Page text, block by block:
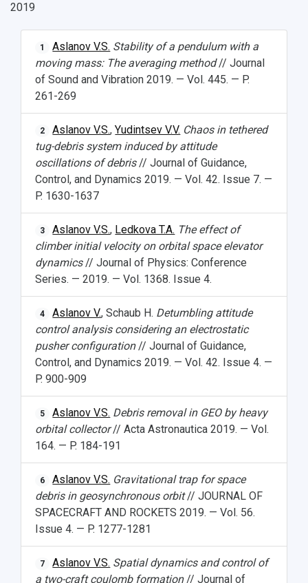
2019
1 Aslanov V.S. Stability of a pendulum with a
moving mass: The averaging method// Journal
of Sound and Vibration 2019. — Vol. 445. — P.
261-269
2 Aslanov V.S.,Yudintsev V.V. Chaos in tethered
tug-debris system induced by attitude
oscillations of debris// Journal of Guidance,
Control, and Dynamics 2019. — Vol. 42. Issue 7. —
P. 1630-1637
3 Aslanov V.S., Ledkova T.A. The effect of
climber initial velocity on orbital space elevator
dynamics// Journal of Physics: Conference
Series. — 2019. — Vol. 1368. Issue 4.
4 Aslanov V., Schaub H. Detumbling attitude
control analysis considering an electrostatic
pusher configuration// Journal of Guidance,
Control, and Dynamics 2019. — Vol. 42. Issue 4. —
P. 900-909
5 Aslanov V.S. Debris removal in GEO by heavy
orbital collector// Acta Astronautica 2019. — Vol.
164. — P. 184-191
6 Aslanov V.S. Gravitational trap for space
debris in geosynchronous orbit// JOURNAL OF
SPACECRAFT AND ROCKETS 2019. — Vol. 56.
Issue 4. — P. 1277-1281
7 Aslanov V.S. Spatial dynamics and control of
a two-craft coulomb formation// Journal of